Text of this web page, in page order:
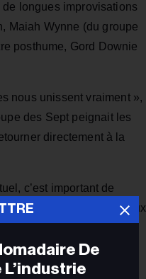
longues improvisations
Maiah Wynne (du groupe
posthume, Gord Downie
nous unissent vraiment »,
des Sept peignait les
directement à la
c’est important de
partagé par nos deux
De
L’industrie